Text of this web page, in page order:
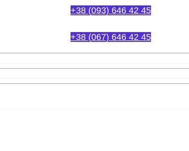
+38 (093) 646 42 45
+38 (067) 646 42 45